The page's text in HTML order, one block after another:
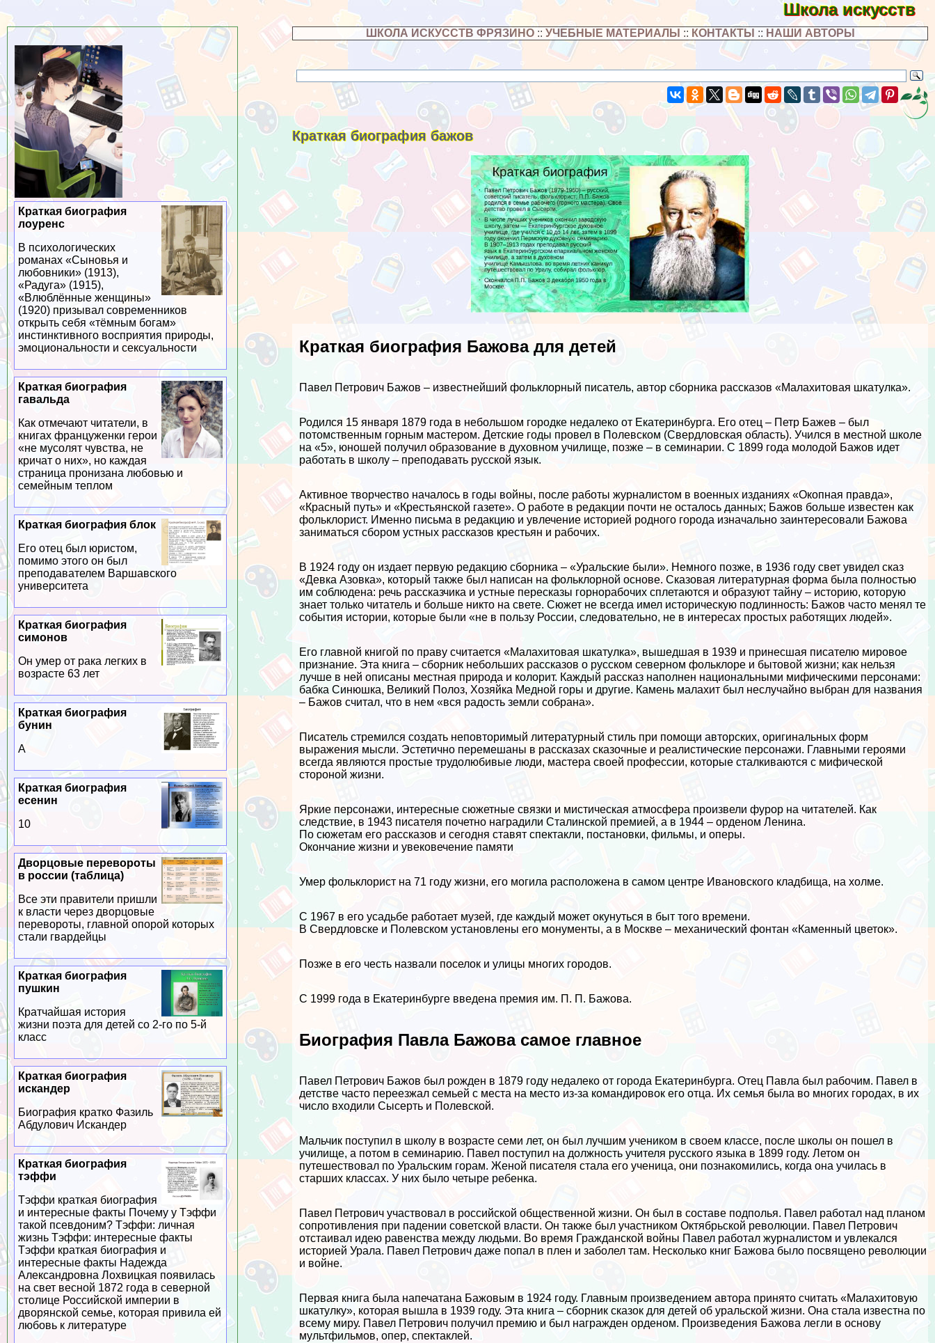
Школа искусств
ШКОЛА ИСКУССТВ ФРЯЗИНО:: УЧЕБНЫЕ МАТЕРИАЛЫ :: КОНТАКТЫ :: НАШИ АВТОРЫ
Краткая биография бажов
Краткая биография Бажова для детей
Павел Петрович Бажов – известнейший фольклорный писатель, автор сборника рассказов «Малахитовая шкатулка».
Родился 15 января 1879 года в небольшом городке недалеко от Екатеринбурга. Его отец – Петр Бажев – был
потомственным горным мастером. Детские годы провел в Полевском (Свердловская область). Учился в местной школе
на «5», юношей получил образование в духовном училище, позже – в семинарии. С 1899 года молодой Бажов идет
работать в школу – преподавать русской язык.
Активное творчество началось в годы войны, после работы журналистом в военных изданиях «Окопная правда»,
«Красный путь» и «Крестьянской газете». О работе в редакции почти не осталось данных; Бажов больше известен как
фольклорист. Именно письма в редакцию и увлечение историей родного города изначально заинтересовали Бажова
заниматься сбором устных рассказов крестьян и рабочих.
В 1924 году он издает первую редакцию сборника – «Уральские были». Немного позже, в 1936 году свет увидел сказ
«Дeвка Азовка», который также был написан на фольклорной основе. Сказовая литературная форма была полностью
им соблюдена: речь рассказчика и устные пересказы горнорабочих сплетаются и образуют тайну – историю, которую
знает только читатель и больше никто на свете. Сюжет не всегда имел историческую подлинность: Бажов часто менял те
события истории, которые были «не в пользу России, следовательно, не в интересах простых работящих людей».
Его главной книгой по праву считается «Малахитовая шкатулка», вышедшая в 1939 и принесшая писателю мировое
признание. Эта книга – сборник небольших рассказов о русском северном фольклоре и бытовой жизни; как нельзя
лучше в ней описаны местная природа и колорит. Каждый рассказ наполнен национальными мифическими персонами:
бабка Синюшка, Великий Полоз, Хозяйка Медной горы и другие. Камень малахит был неслучайно выбран для названия
– Бажов считал, что в нем «вся радость земли собрана».
Писатель стремился создать неповторимый литературный стиль при помощи авторских, оригинальных форм
выражения мысли. Эстетично перемешаны в рассказах сказочные и реалистические персонажи. Главными героями
всегда являются простые трудолюбивые люди, мастера своей профессии, которые сталкиваются с мифической
стороной жизни.
Яркие персонажи, интересные сюжетные связки и мистическая атмосфера произвели фурор на читателей. Как
следствие, в 1943 писателя почетно наградили Сталинской премией, а в 1944 – орденом Ленина.
По сюжетам его рассказов и сегодня ставят спектакли, постановки, фильмы, и оперы.
Окончание жизни и увековечение памяти
Умер фольклорист на 71 году жизни, его могила расположена в самом центре Ивановского кладбища, на холме.
С 1967 в его усадьбе работает музей, где каждый может окунуться в быт того времени.
В Свердловске и Полевском установлены его монументы, а в Москве – механический фонтан «Каменный цветок».
Позже в его честь назвали поселок и улицы многих городов.
С 1999 года в Екатеринбурге введена премия им. П. П. Бажова.
Биография Павла Бажова самое главное
Павел Петрович Бажов был рожден в 1879 году недалеко от города Екатеринбурга. Отец Павла был рабочим. Павел в
детстве часто переезжал семьей с места на место из-за комaндировок его отца. Их семья была во многих городах, в их
число входили Сысерть и Полевской.
Мальчик поступил в школу в возрасте семи лет, он был лучшим учеником в своем классе, после школы он пошел в
училище, а потом в семинарию. Павел поступил на должность учителя русского языка в 1899 году. Летом он
путешествовал по Уральским горам. Женой писателя стала его ученица, они познакомились, когда она училась в
старших классах. У них было четыре ребенка.
Павел Петрович участвовал в российской общественной жизни. Он был в составе подполья. Павел работал над планом
сопротивления при падении советской власти. Он также был участником Октябрьской революции. Павел Петрович
отстаивал идею равенства между людьми. Во время Гражданской войны Павел работал журналистом и увлекался
историей Урала. Павел Петрович даже попал в плен и заболел там. Несколько книг Бажова было посвящено революции
и войне.
Первая книга была напечатана Бажовым в 1924 году. Главным произведением автора принято считать «Малахитовую
шкатулку», которая вышла в 1939 году. Эта книга – сборник сказок для детей об уральской жизни. Она стала известна по
всему миру. Павел Петрович получил премию и был награжден орденом. Произведения Бажова легли в основу
мультфильмов, опер, спектаклей.
Краткая биография
лоуренс
В психологических
романах «Сыновья и
любовники» (1913),
«Радуга» (1915),
«Влюблённые женщины»
(1920) призывал современников
открыть себя «тёмным богам»
инстинктивного восприятия природы,
эмоциональности и ceкcуальности
Краткая биография
гавальда
Как отмечают читатели, в
книгах француженки герои
«не мусолят чувства, не
кричат о них», но каждая
страница пронизана любовью и
семейным теплом
Краткая биография блок
Его отец был юристом,
помимо этого он был
преподавателем Варшавского
университета
Краткая биография
симонов
Он умер от paка легких в
возрасте 63 лет
Краткая биография
бунин
А
Краткая биография
есенин
10
Дворцовые перевороты
в россии (таблица)
Все эти правители пришли
к власти через дворцовые
перевороты, главной опорой которых
стали гвардейцы
Краткая биография
пушкин
Кратчайшая история
жизни поэта для детей со 2-го по 5-й
класс
Краткая биография
искандер
Биография кратко Фазиль
Абдулович Искандер
Краткая биография
тэффи
Тэффи краткая биография
и интересные факты Почему у Тэффи
такой псевдоним? Тэффи: личная
жизнь Тэффи: интересные факты
Тэффи краткая биография и
интересные факты Надежда
Александровна Лохвицкая появилась
на свет весной 1872 года в северной
столице Российской империи в
дворянской семье, которая привила ей
любовь к литературе